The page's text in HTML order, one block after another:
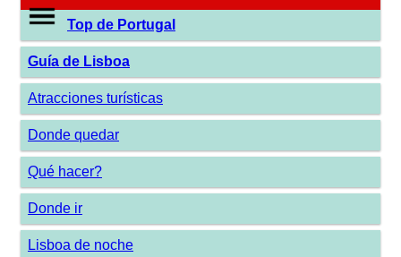
Top de Portugal
Guía de Lisboa
Atracciones turísticas
Donde quedar
Qué hacer?
Donde ir
Lisboa de noche